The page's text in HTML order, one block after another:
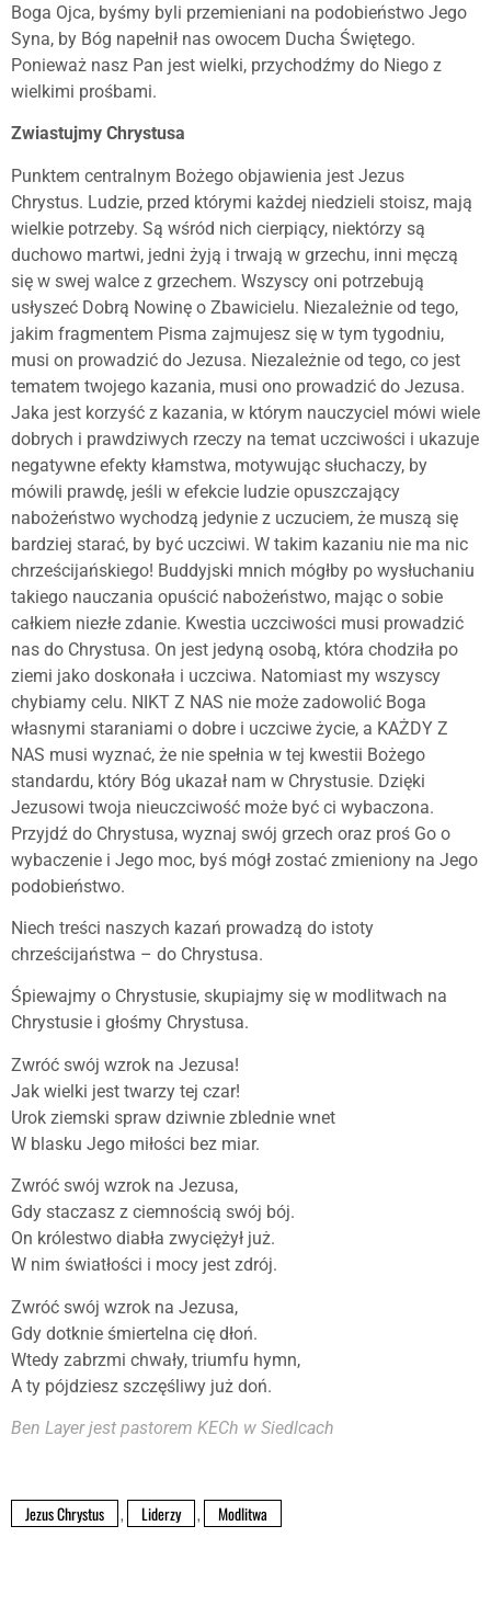
Boga Ojca, byśmy byli przemieniani na podobieństwo Jego
Syna, by Bóg napełnił nas owocem Ducha Świętego.
Ponieważ nasz Pan jest wielki, przychodźmy do Niego z
wielkimi prośbami.
Zwiastujmy Chrystusa
Punktem centralnym Bożego objawienia jest Jezus
Chrystus. Ludzie, przed którymi każdej niedzieli stoisz, mają
wielkie potrzeby. Są wśród nich cierpiący, niektórzy są
duchowo martwi, jedni żyją i trwają w grzechu, inni męczą
się w swej walce z grzechem. Wszyscy oni potrzebują
usłyszeć Dobrą Nowinę o Zbawicielu. Niezależnie od tego,
jakim fragmentem Pisma zajmujesz się w tym tygodniu,
musi on prowadzić do Jezusa. Niezależnie od tego, co jest
tematem twojego kazania, musi ono prowadzić do Jezusa.
Jaka jest korzyść z kazania, w którym nauczyciel mówi wiele
dobrych i prawdziwych rzeczy na temat uczciwości i ukazuje
negatywne efekty kłamstwa, motywując słuchaczy, by
mówili prawdę, jeśli w efekcie ludzie opuszczający
nabożeństwo wychodzą jedynie z uczuciem, że muszą się
bardziej starać, by być uczciwi. W takim kazaniu nie ma nic
chrześcijańskiego! Buddyjski mnich mógłby po wysłuchaniu
takiego nauczania opuścić nabożeństwo, mając o sobie
całkiem niezłe zdanie. Kwestia uczciwości musi prowadzić
nas do Chrystusa. On jest jedyną osobą, która chodziła po
ziemi jako doskonała i uczciwa. Natomiast my wszyscy
chybiamy celu. NIKT Z NAS nie może zadowolić Boga
własnymi staraniami o dobre i uczciwe życie, a KAŻDY Z
NAS musi wyznać, że nie spełnia w tej kwestii Bożego
standardu, który Bóg ukazał nam w Chrystusie. Dzięki
Jezusowi twoja nieuczciwość może być ci wybaczona.
Przyjdź do Chrystusa, wyznaj swój grzech oraz proś Go o
wybaczenie i Jego moc, byś mógł zostać zmieniony na Jego
podobieństwo.
Niech treści naszych kazań prowadzą do istoty
chrześcijaństwa – do Chrystusa.
Śpiewajmy o Chrystusie, skupiajmy się w modlitwach na
Chrystusie i głośmy Chrystusa.
Zwróć swój wzrok na Jezusa!
Jak wielki jest twarzy tej czar!
Urok ziemski spraw dziwnie zblednie wnet
W blasku Jego miłości bez miar.
Zwróć swój wzrok na Jezusa,
Gdy staczasz z ciemnością swój bój.
On królestwo diabła zwyciężył już.
W nim światłości i mocy jest zdrój.
Zwróć swój wzrok na Jezusa,
Gdy dotknie śmiertelna cię dłoń.
Wtedy zabrzmi chwały, triumfu hymn,
A ty pójdziesz szczęśliwy już doń.
Ben Layer jest pastorem KECh w Siedlcach
Jezus Chrystus , Liderzy , Modlitwa